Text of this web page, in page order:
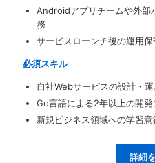
Androidアプリチームや外部
務
サービスローンチ後の運用
必須スキル
自社Webサービスの設計・
Go言語による2年以上の開発
新規ビジネス領域への学習
詳細